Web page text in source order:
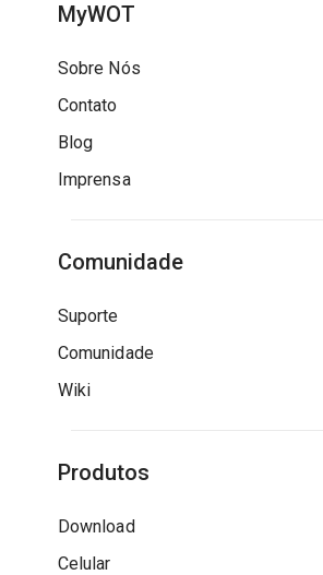
MyWOT
Sobre Nós
Contato
Blog
Imprensa
Comunidade
Suporte
Comunidade
Wiki
Produtos
Download
Celular